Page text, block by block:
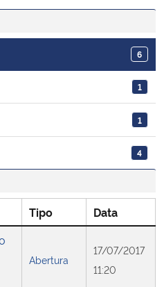
e Comunicações
6
1
1
4
Tipo
Data
Abertura
17/07/2017
11:20